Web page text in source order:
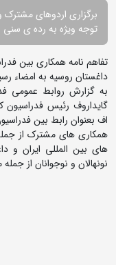
برگزاری اردوهای
توجه ویژه به رده ی سنی
تفاهم نامه همکاری بین
داغستان روسیه به امضاء
به گزارش روابط عمومی
گایداروف رئیس
اف بعنوان رابط بین
همکاری های مشترک از
های بین المللی ایران و
نونهالان و نوجوانان از